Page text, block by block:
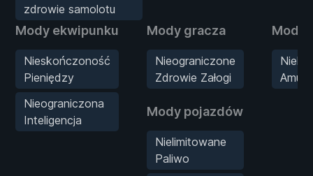
zdrowie samolotu
Mody ekwipunku
Nieskończoność
Pieniędzy
Nieograniczona
Inteligencja
Mody gracza
Nieograniczone
Zdrowie Załogi
Mody pojazdów
Nielimitowane
Paliwo
Mody